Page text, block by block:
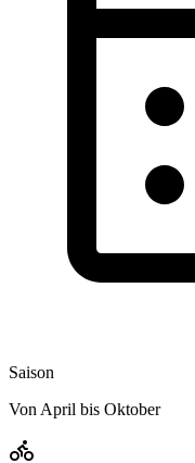
Saison
Von April bis Oktober